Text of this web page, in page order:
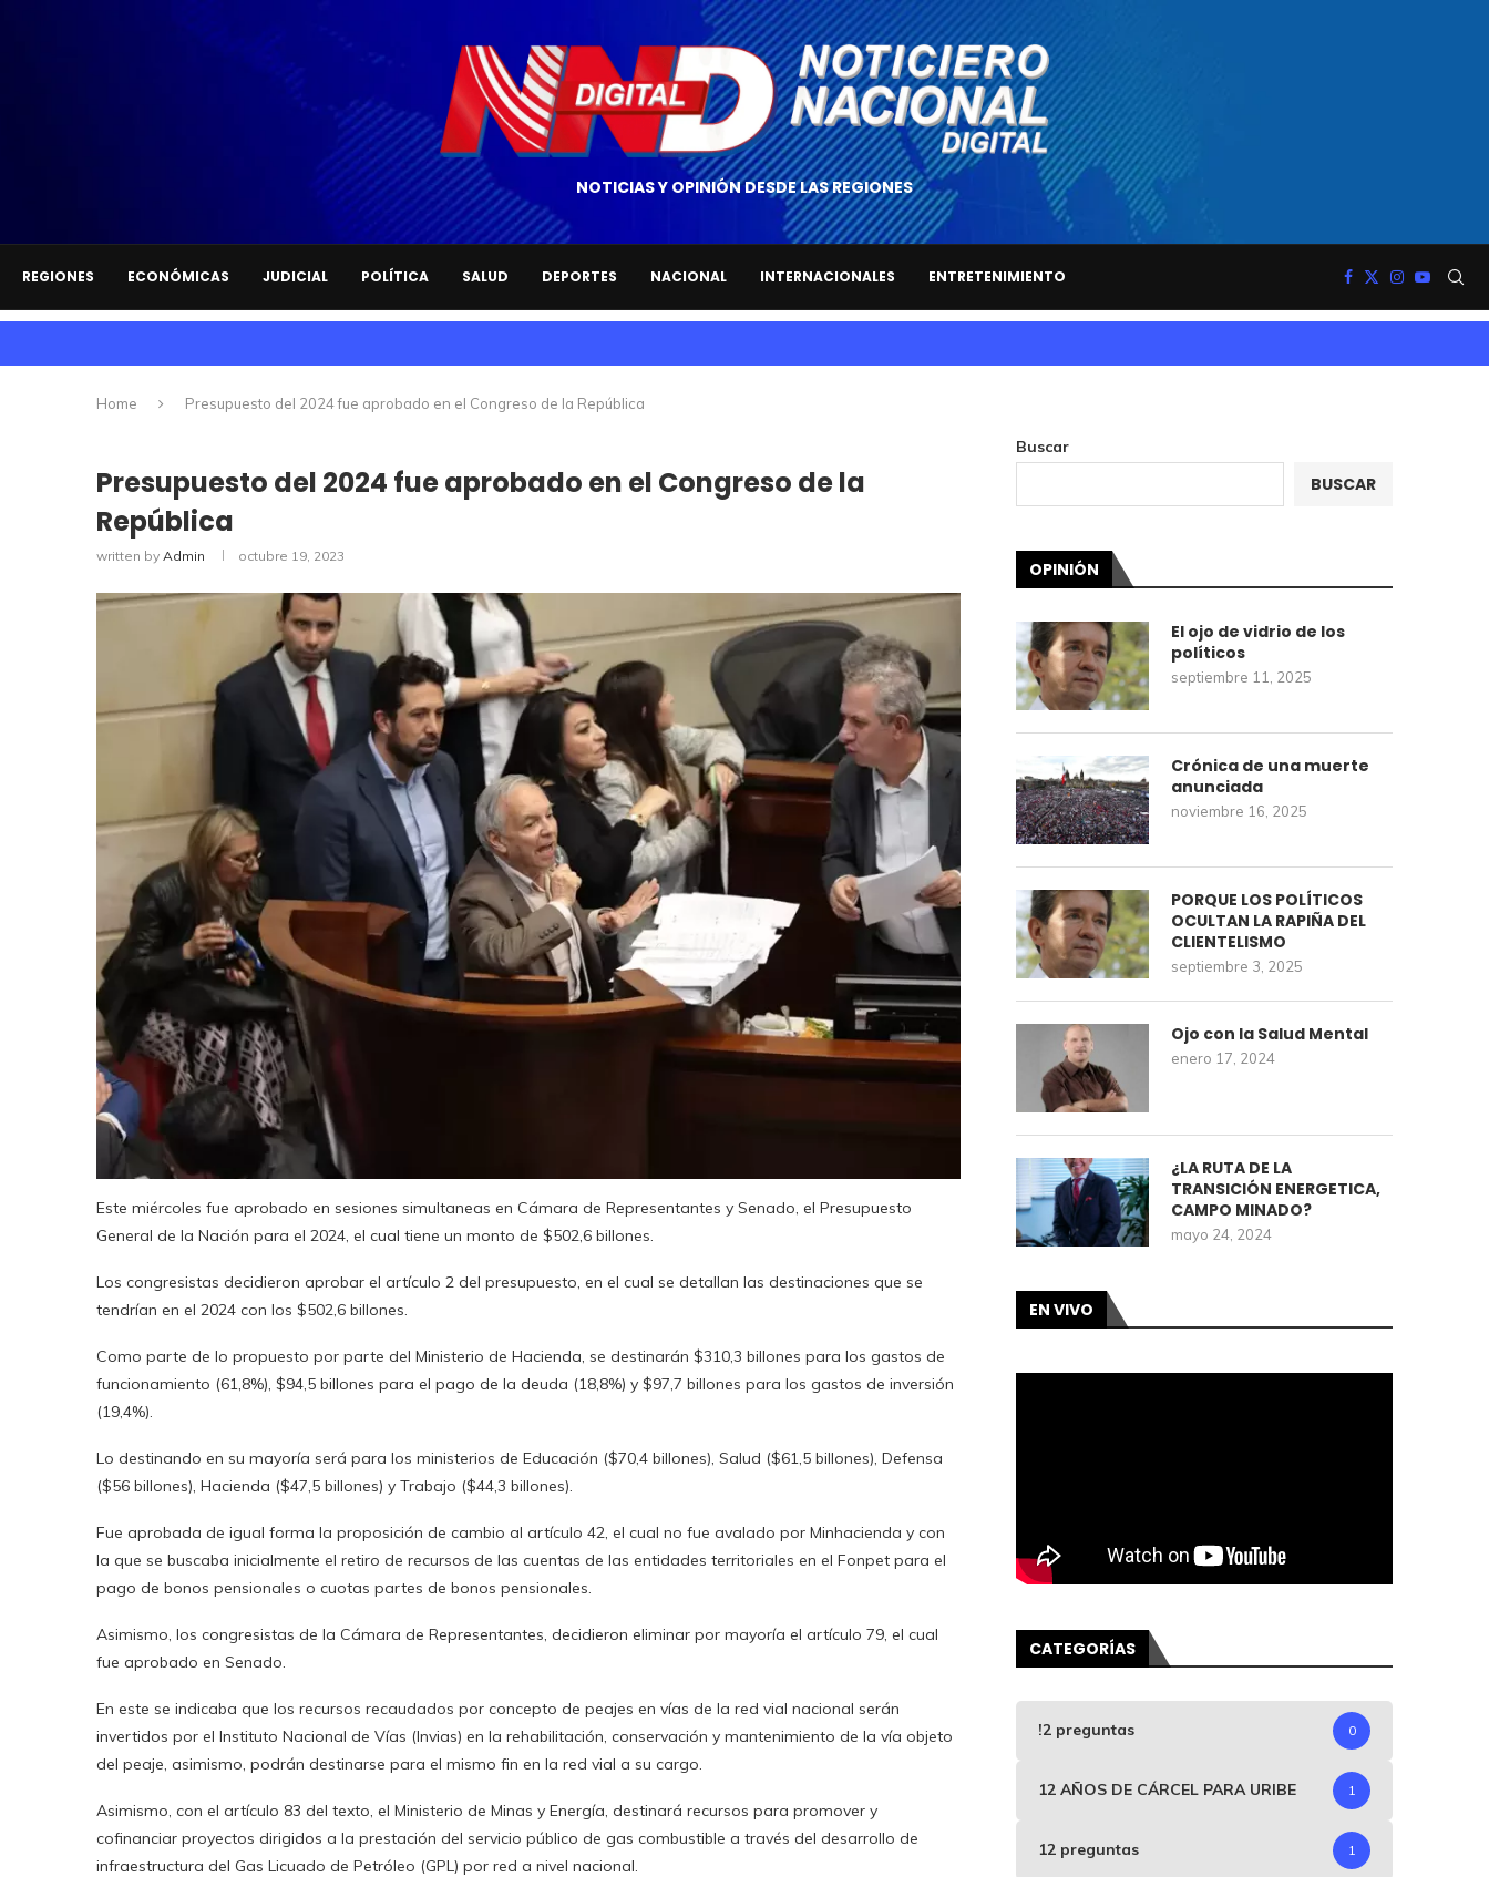
NOTICIAS Y OPINIÓN DESDE LAS REGIONES
REGIONES ECONÓMICAS JUDICIAL POLÍTICA SALUD DEPORTES NACIONAL INTERNACIONALES ENTRETENIMIENTO
Home Presupuesto del 2024 fue aprobado en el Congreso de la República
Presupuesto del 2024 fue aprobado en el Congreso de la
República
written by Admin octubre 19, 2023
Este miércoles fue aprobado en sesiones simultaneas en Cámara de Representantes y Senado, el Presupuesto
General de la Nación para el 2024, el cual tiene un monto de $502,6 billones.
Los congresistas decidieron aprobar el artículo 2 del presupuesto, en el cual se detallan las destinaciones que se
tendrían en el 2024 con los $502,6 billones.
Como parte de lo propuesto por parte del Ministerio de Hacienda, se destinarán $310,3 billones para los gastos de
funcionamiento (61,8%), $94,5 billones para el pago de la deuda (18,8%) y $97,7 billones para los gastos de inversión
(19,4%).
Lo destinando en su mayoría será para los ministerios de Educación ($70,4 billones), Salud ($61,5 billones), Defensa
($56 billones), Hacienda ($47,5 billones) y Trabajo ($44,3 billones).
Fue aprobada de igual forma la proposición de cambio al artículo 42, el cual no fue avalado por Minhacienda y con
la que se buscaba inicialmente el retiro de recursos de las cuentas de las entidades territoriales en el Fonpet para el
pago de bonos pensionales o cuotas partes de bonos pensionales.
Asimismo, los congresistas de la Cámara de Representantes, decidieron eliminar por mayoría el artículo 79, el cual
fue aprobado en Senado.
En este se indicaba que los recursos recaudados por concepto de peajes en vías de la red vial nacional serán
invertidos por el Instituto Nacional de Vías (Invias) en la rehabilitación, conservación y mantenimiento de la vía objeto
del peaje, asimismo, podrán destinarse para el mismo fin en la red vial a su cargo.
Asimismo, con el artículo 83 del texto, el Ministerio de Minas y Energía, destinará recursos para promover y
cofinanciar proyectos dirigidos a la prestación del servicio público de gas combustible a través del desarrollo de
infraestructura del Gas Licuado de Petróleo (GPL) por red a nivel nacional.
Buscar
BUSCAR
OPINIÓN
El ojo de vidrio de los
políticos
septiembre 11, 2025
Crónica de una muerte
anunciada
noviembre 16, 2025
PORQUE LOS POLÍTICOS
OCULTAN LA RAPIÑA DEL
CLIENTELISMO
septiembre 3, 2025
Ojo con la Salud Mental
enero 17, 2024
¿LA RUTA DE LA
TRANSICIÓN ENERGETICA,
CAMPO MINADO?
mayo 24, 2024
EN VIVO
CATEGORÍAS
!2 preguntas 0
12 AÑOS DE CÁRCEL PARA URIBE 1
12 preguntas 1